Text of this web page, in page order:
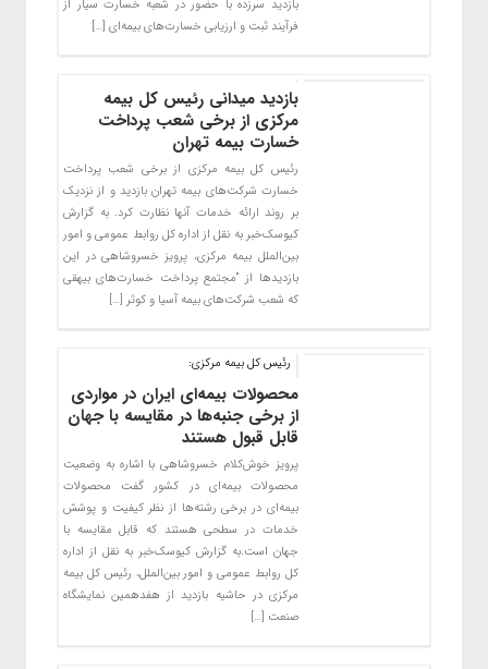
بازدید سرزده با حضور در شعبه خسارت سیار از
فرآیند ثبت و ارزیابی خسارت‌های بیمه‌ای […]
بازدید میدانی رئیس کل بیمه
مرکزی از برخی شعب پرداخت
خسارت بیمه‌ تهران
رئیس کل بیمه مرکزی از برخی شعب پرداخت
خسارت شرکت‌های بیمه تهران بازدید و از نزدیک
بر روند ارائه خدمات آنها نظارت کرد. به گزارش
کیوسک‌خبر به نقل از اداره کل روابط عمومی و امور
بین‌الملل بیمه مرکزی، پرویز خسروشاهی در این
بازدیدها از “مجتمع پرداخت خسارت‌های بیهقی
که شعب شرکت‌های بیمه آسیا و کوثر […]
رئیس کل بیمه مرکزی:
محصولات بیمه‌ای ایران در مواردی
از برخی جنبه‌ها در مقایسه با جهان
قابل قبول هستند
پرویز خوش‌کلام خسروشاهی با اشاره به وضعیت
محصولات بیمه‌ای در کشور گفت محصولات
بیمه‌ای در برخی رشته‌ها از نظر کیفیت و پوشش
خدمات در سطحی هستند که قابل مقایسه‌ با
جهان است.به گزارش کیوسک‌خبر به نقل از اداره
کل روابط عمومی و امور بین‌الملل، رئیس کل بیمه
مرکزی در حاشیه بازدید از هفدهمین نمایشگاه
صنعت […]